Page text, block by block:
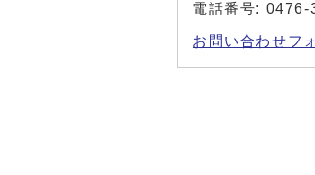
電話番号:
お問い合わせフ